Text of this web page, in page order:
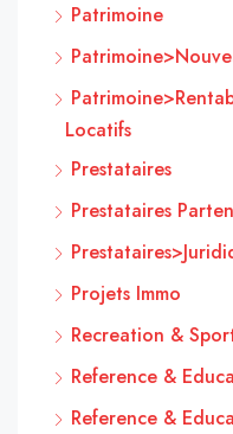
Patrimoine
Locatifs
Prestataires
Prestataires
Projets Immo
Recreation &
Reference &
Reference &